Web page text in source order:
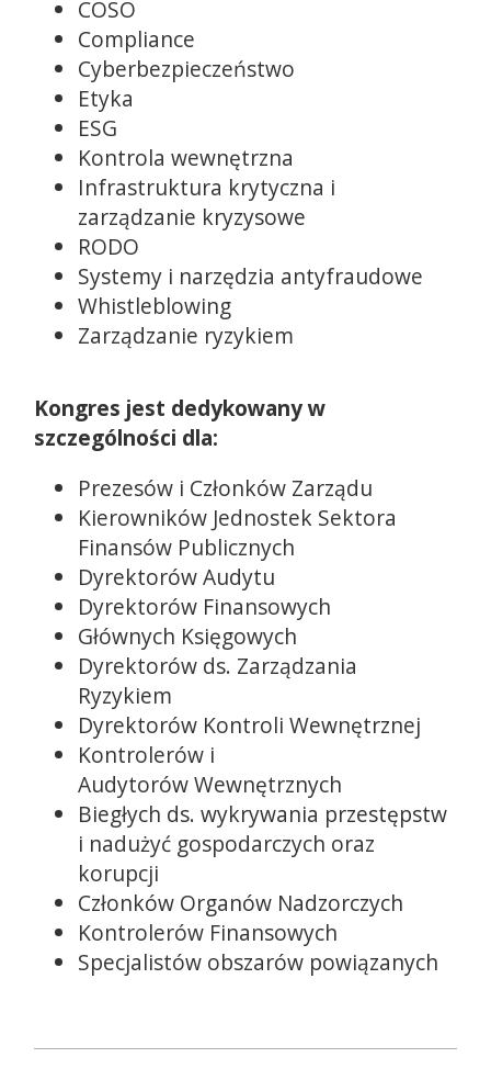
COSO
Compliance
Cyberbezpieczeństwo
Etyka
ESG
Kontrola wewnętrzna
Infrastruktura krytyczna i
zarządzanie kryzysowe
RODO
Systemy i narzędzia antyfraudowe
Whistleblowing
Zarządzanie ryzykiem
Kongres jest dedykowany w
szczególności dla:
Prezesów i Członków Zarządu
Kierowników Jednostek Sektora
Finansów Publicznych
Dyrektorów Audytu
Dyrektorów Finansowych
Głównych Księgowych
Dyrektorów ds. Zarządzania
Ryzykiem
Dyrektorów Kontroli Wewnętrznej
Kontrolerów i
Audytorów Wewnętrznych
Biegłych ds. wykrywania przestępstw
i nadużyć gospodarczych oraz
korupcji
Członków Organów Nadzorczych
Kontrolerów Finansowych
Specjalistów obszarów powiązanych